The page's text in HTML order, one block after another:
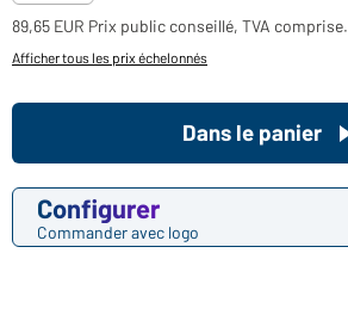
89,65 EUR Prix public conseillé, TVA comprise.
Afficher tous les prix échelonnés
Configurer
Commander avec logo
Dans le panier